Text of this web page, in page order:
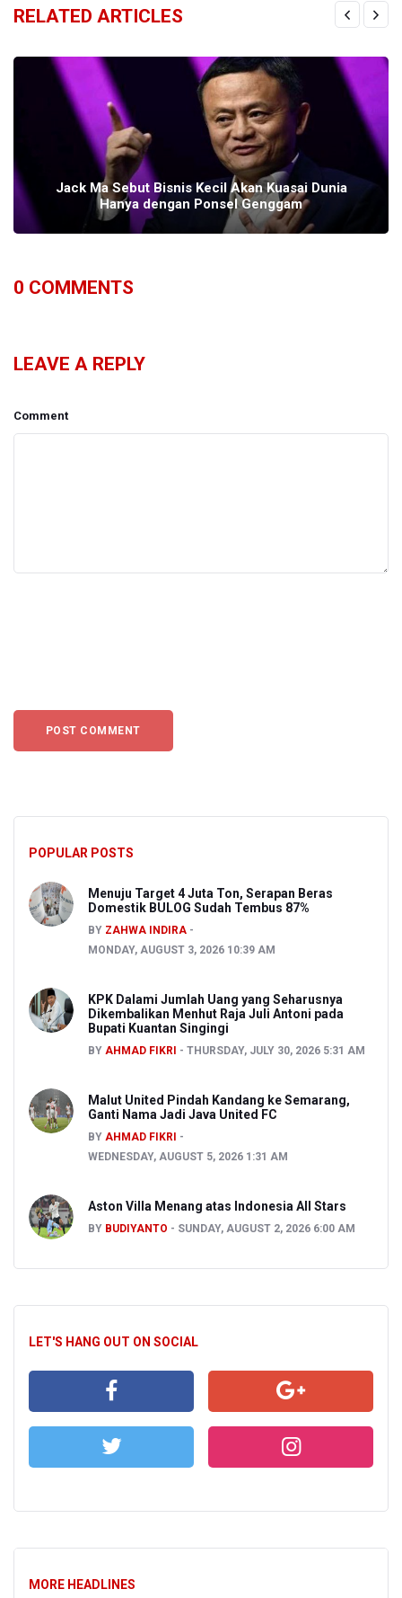
RELATED ARTICLES
Jack Ma Sebut Bisnis Kecil Akan Kuasai Dunia
Hanya dengan Ponsel Genggam
0 COMMENTS
LEAVE A REPLY
Comment
POPULAR POSTS
Menuju Target 4 Juta Ton, Serapan Beras
Domestik BULOG Sudah Tembus 87%
BY ZAHWA INDIRA
MONDAY, AUGUST 3, 2026 10:39 AM
KPK Dalami Jumlah Uang yang Seharusnya
Dikembalikan Menhut Raja Juli Antoni pada
Bupati Kuantan Singingi
BY AHMAD FIKRI THURSDAY, JULY 30, 2026 5:31 AM
Malut United Pindah Kandang ke Semarang,
Ganti Nama Jadi Java United FC
BY AHMAD FIKRI
WEDNESDAY, AUGUST 5, 2026 1:31 AM
Aston Villa Menang atas Indonesia All Stars
BY BUDIYANTO SUNDAY, AUGUST 2, 2026 6:00 AM
LET'S HANG OUT ON SOCIAL
MORE HEADLINES